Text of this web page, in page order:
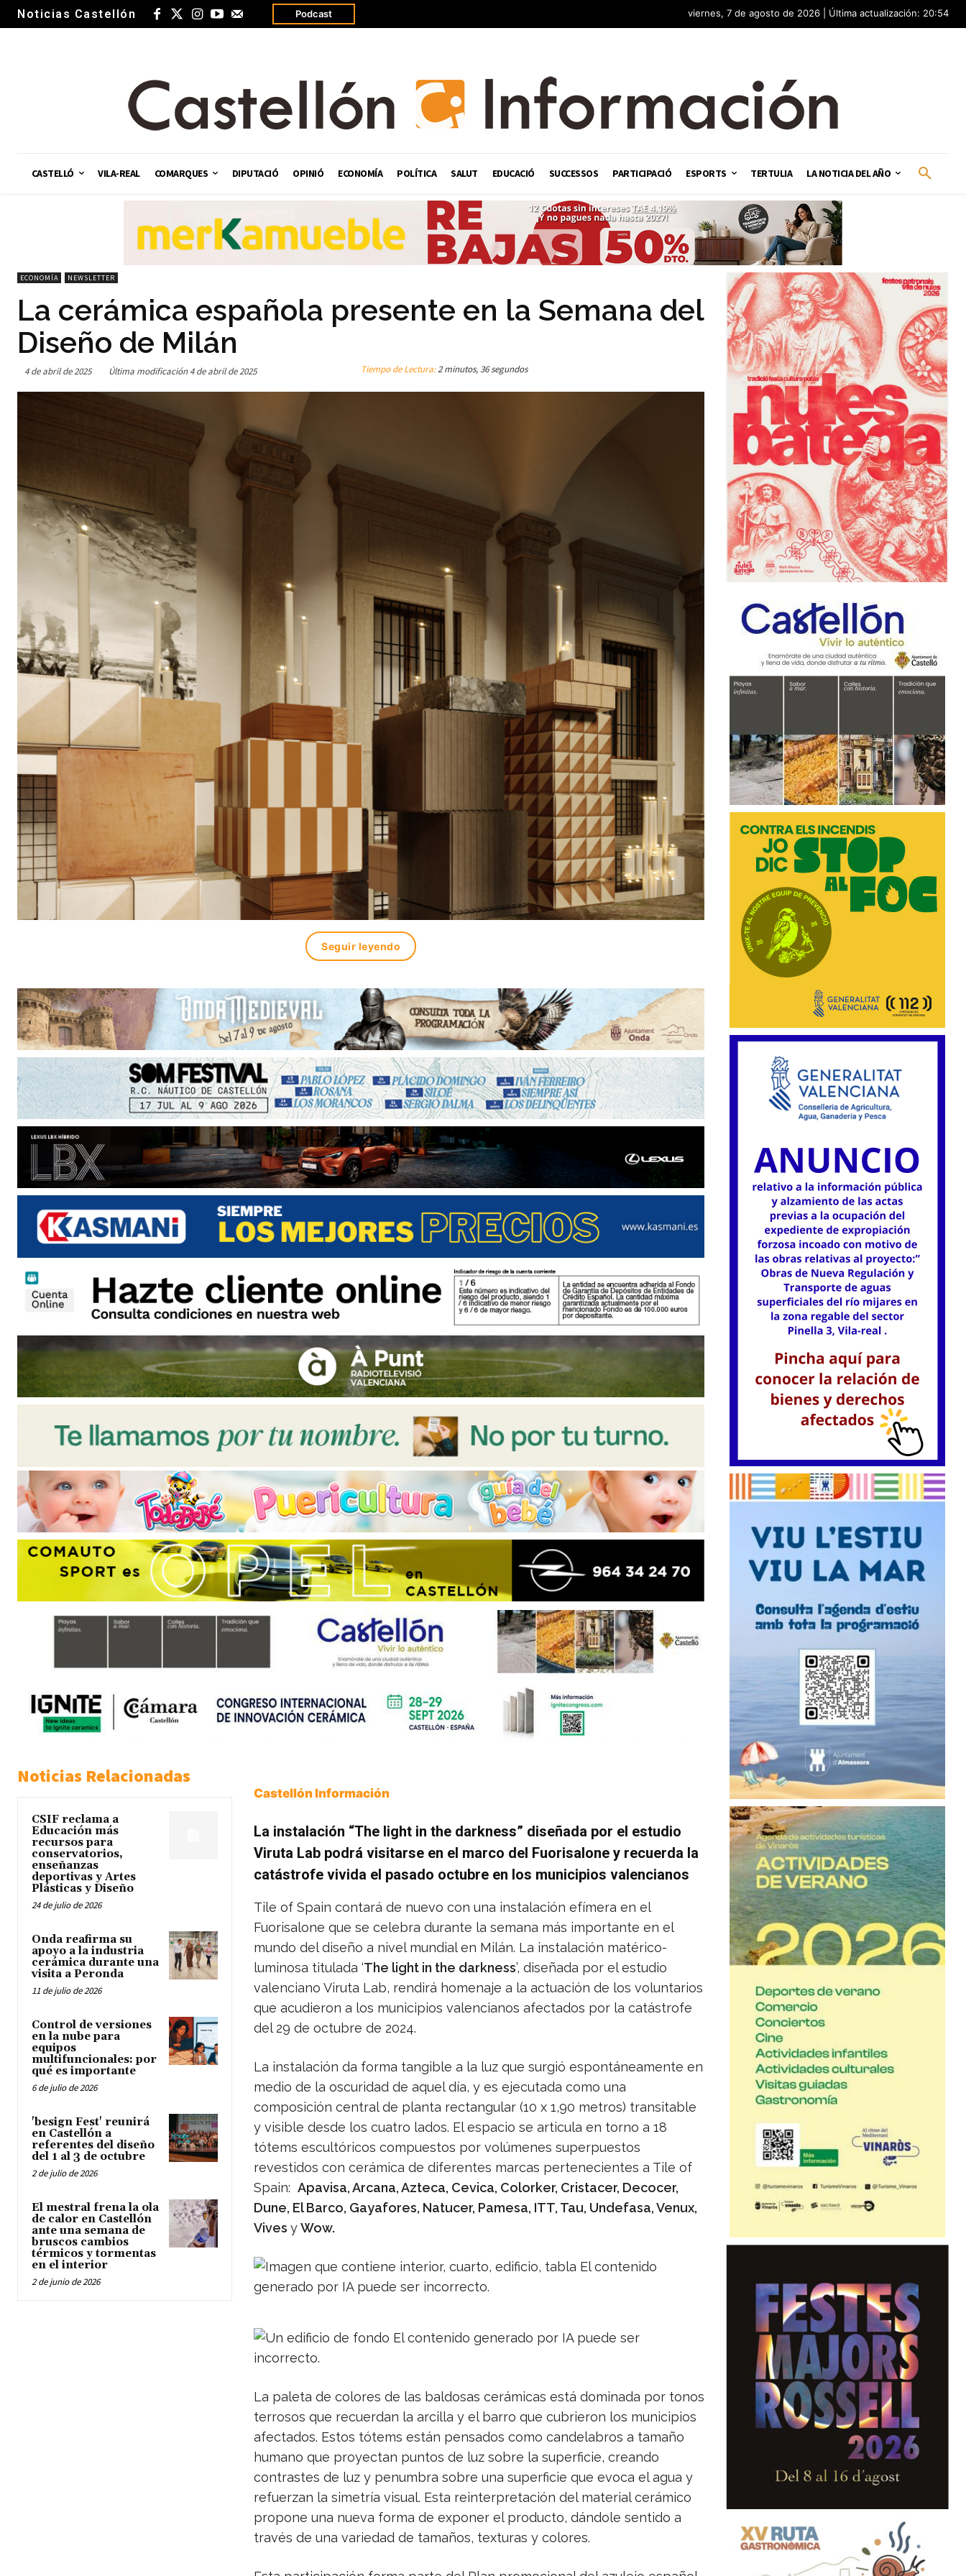
Noticias Castellón Podcast viernes, 7 de agosto de 2026 | Última actualización: 20:54
CASTELLÓ VILA-REAL COMARQUES DIPUTACIÓ OPINIÓ ECONOMÍA POLÍTICA SALUT EDUCACIÓ SUCCESSOS PARTICIPACIÓ ESPORTS TERTULIA LA NOTICIA DEL AÑO
ECONOMÍA NEWSLETTER
La cerámica española presente en la Semana del
Diseño de Milán
4 de abril de 2025 Última modificación 4 de abril de 2025 Tiempo de Lectura:2 minutos, 36 segundos
Seguir leyendo
Noticias Relacionadas
CSIF reclama a
Educación más
recursos para
conservatorios,
enseñanzas
deportivas y Artes
Plásticas y Diseño
24 de julio de 2026
Onda reafirma su
apoyo a la industria
cerámica durante una
visita a Peronda
11 de julio de 2026
Control de versiones
en la nube para
equipos
multifuncionales: por
qué es importante
6 de julio de 2026
'besign Fest' reunirá
en Castellón a
referentes del diseño
del 1 al 3 de octubre
2 de julio de 2026
El mestral frena la ola
de calor en Castellón
ante una semana de
bruscos cambios
térmicos y tormentas
en el interior
2 de junio de 2026
Castellón Información
La instalación “The light in the darkness” diseñada por el estudio
Viruta Lab podrá visitarse en el marco del Fuorisalone y recuerda la
catástrofe vivida el pasado octubre en los municipios valencianos
Tile of Spain contará de nuevo con una instalación efímera en el
Fuorisalone que se celebra durante la semana más importante en el
mundo del diseño a nivel mundial en Milán. La instalación matérico-
luminosa titulada ‘The light in the darkness’, diseñada por el estudio
valenciano Viruta Lab, rendirá homenaje a la actuación de los voluntarios
que acudieron a los municipios valencianos afectados por la catástrofe
del 29 de octubre de 2024.
La instalación da forma tangible a la luz que surgió espontáneamente en
medio de la oscuridad de aquel día, y es ejecutada como una
composición central de planta rectangular (10 x 1,90 metros) transitable
y visible desde los cuatro lados. El espacio se articula en torno a 18
tótems escultóricos compuestos por volúmenes superpuestos
revestidos con cerámica de diferentes marcas pertenecientes a Tile of
Spain: Apavisa, Arcana, Azteca, Cevica, Colorker, Cristacer, Decocer,
Dune, El Barco, Gayafores, Natucer, Pamesa, ITT, Tau, Undefasa, Venux,
Vives yWow.
La paleta de colores de las baldosas cerámicas está dominada por tonos
terrosos que recuerdan la arcilla y el barro que cubrieron los municipios
afectados. Estos tótems están pensados como candelabros a tamaño
humano que proyectan puntos de luz sobre la superficie, creando
contrastes de luz y penumbra sobre una superficie que evoca el agua y
refuerzan la simetría visual. Esta reinterpretación del material cerámico
propone una nueva forma de exponer el producto, dándole sentido a
través de una variedad de tamaños, texturas y colores.